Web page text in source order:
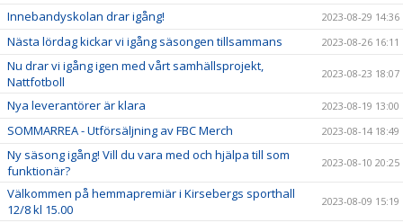
Innebandyskolan drar igång! 2023-08-29 14:36
Nästa lördag kickar vi igång säsongen tillsammans 2023-08-26 16:11
Nu drar vi igång igen med vårt samhällsprojekt,
Nattfotboll
2023-08-23 18:07
Nya leverantörer är klara 2023-08-19 13:00
SOMMARREA - Utförsäljning av FBC Merch 2023-08-14 18:49
Ny säsong igång! Vill du vara med och hjälpa till som
funktionär?
2023-08-10 20:25
Välkommen på hemmapremiär i Kirsebergs sporthall
12/8 kl 15.00
2023-08-09 15:19